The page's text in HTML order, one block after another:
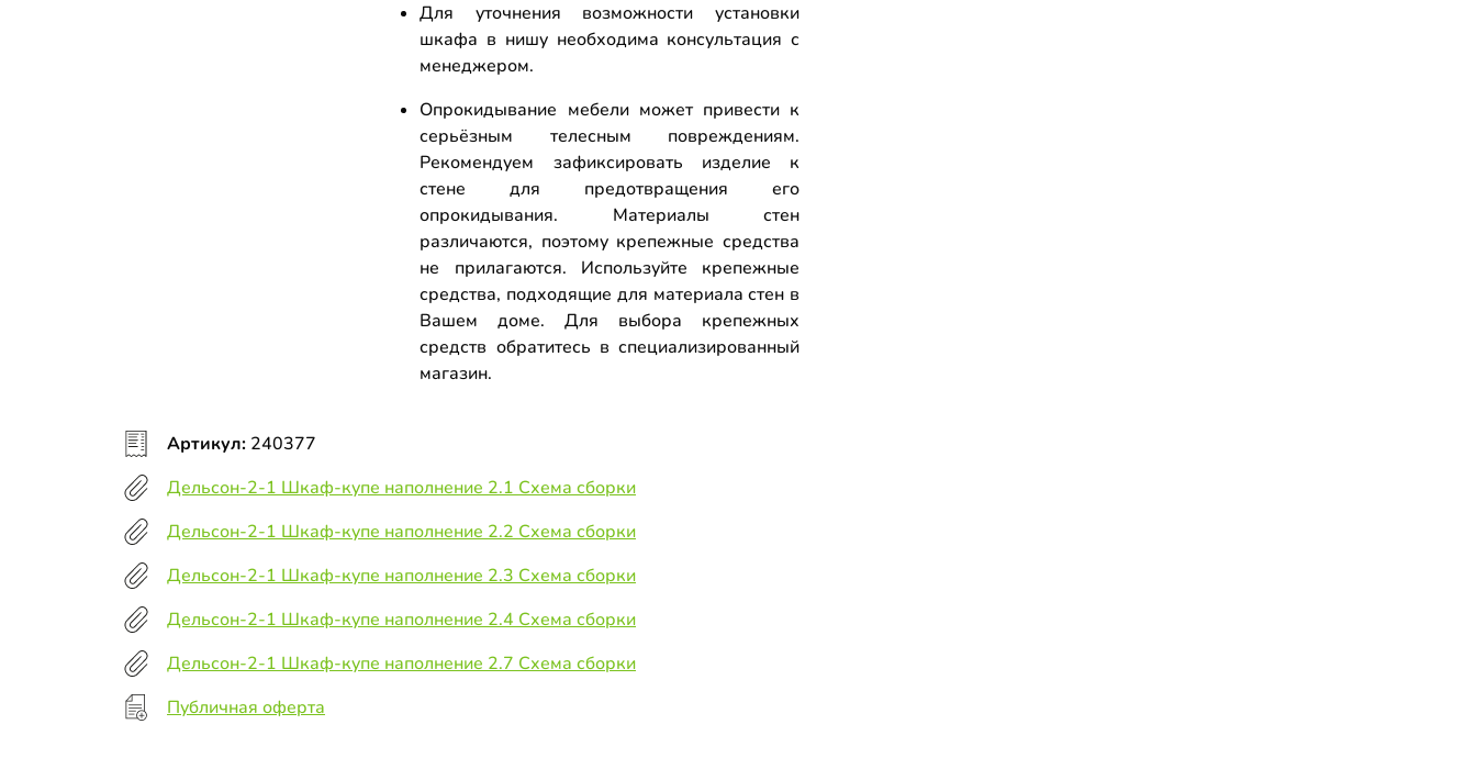
Для уточнения возможности установки
шкафа в нишу необходима консультация с
менеджером.
Опрокидывание мебели может привести к
серьёзным телесным повреждениям.
Рекомендуем зафиксировать изделие к
стене для предотвращения его
опрокидывания. Материалы стен
различаются, поэтому крепежные средства
не прилагаются. Используйте крепежные
средства, подходящие для материала стен в
Вашем доме. Для выбора крепежных
средств обратитесь в специализированный
магазин.
Артикул: 240377
Дельсон-2-1 Шкаф-купе наполнение 2.1 Схема сборки
Дельсон-2-1 Шкаф-купе наполнение 2.2 Схема сборки
Дельсон-2-1 Шкаф-купе наполнение 2.3 Схема сборки
Дельсон-2-1 Шкаф-купе наполнение 2.4 Схема сборки
Дельсон-2-1 Шкаф-купе наполнение 2.7 Схема сборки
Публичная оферта